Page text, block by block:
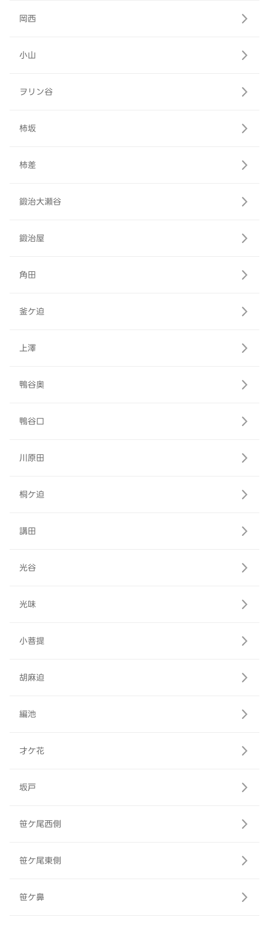
岡西
小山
ヲリン谷
柿坂
柿差
鍛治大瀬谷
鍛治屋
角田
釜ケ迫
上澤
鴨谷奥
鴨谷口
川原田
桐ケ迫
講田
光谷
光味
小菩提
胡麻迫
編池
才ケ花
坂戸
笹ケ尾西側
笹ケ尾東側
笹ケ鼻